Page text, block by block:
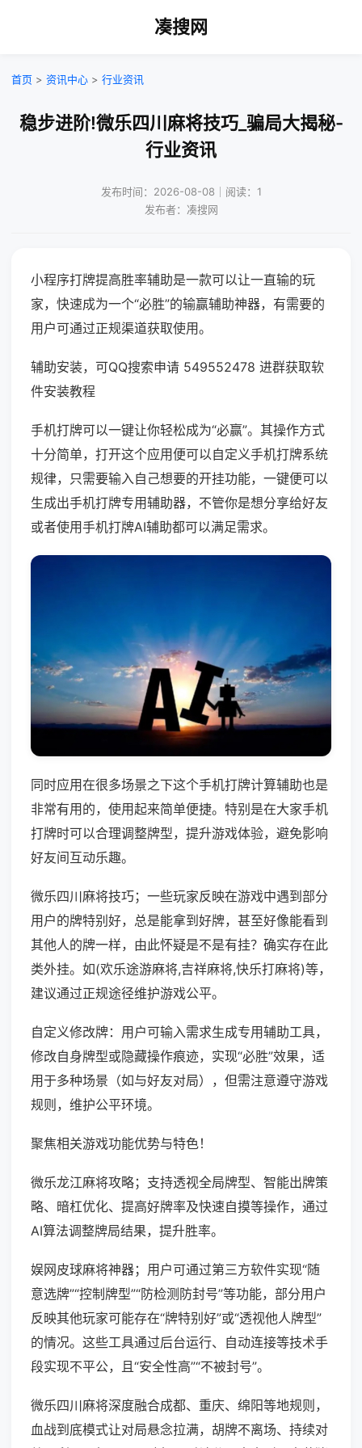
凑搜网
首页 > 资讯中心 > 行业资讯
稳步进阶!微乐四川麻将技巧_骗局大揭秘-
行业资讯
发布时间：2026-08-08｜阅读：1
发布者：凑搜网
小程序打牌提高胜率辅助是一款可以让一直输的玩
家，快速成为一个“必胜”的输赢辅助神器，有需要的
用户可通过正规渠道获取使用。
辅助安装，可QQ搜索申请 549552478 进群获取软
件安装教程
手机打牌可以一键让你轻松成为“必赢”。其操作方式
十分简单，打开这个应用便可以自定义手机打牌系统
规律，只需要输入自己想要的开挂功能，一键便可以
生成出手机打牌专用辅助器，不管你是想分享给好友
或者使用手机打牌AI辅助都可以满足需求。
同时应用在很多场景之下这个手机打牌计算辅助也是
非常有用的，使用起来简单便捷。特别是在大家手机
打牌时可以合理调整牌型，提升游戏体验，避免影响
好友间互动乐趣。
微乐四川麻将技巧；一些玩家反映在游戏中遇到部分
用户的牌特别好，总是能拿到好牌，甚至好像能看到
其他人的牌一样，由此怀疑是不是有挂？确实存在此
类外挂。如(欢乐途游麻将,吉祥麻将,快乐打麻将)等，
建议通过正规途径维护游戏公平。
自定义修改牌：用户可输入需求生成专用辅助工具，
修改自身牌型或隐藏操作痕迹，实现“必胜”效果，适
用于多种场景（如与好友对局），但需注意遵守游戏
规则，维护公平环境。
聚焦相关游戏功能优势与特色！
微乐龙江麻将攻略；支持透视全局牌型、智能出牌策
略、暗杠优化、提高好牌率及快速自摸等操作，通过
AI算法调整牌局结果，提升胜率。
娱网皮球麻将神器；用户可通过第三方软件实现“随
意选牌”“控制牌型”“防检测防封号”等功能，部分用户
反映其他玩家可能存在“牌特别好”或“透视他人牌型”
的情况。这些工具通过后台运行、自动连接等技术手
段实现不平公，且“安全性高”“不被封号”。
微乐四川麻将深度融合成都、重庆、绵阳等地规则，
血战到底模式让对局悬念拉满，胡牌不离场、持续对